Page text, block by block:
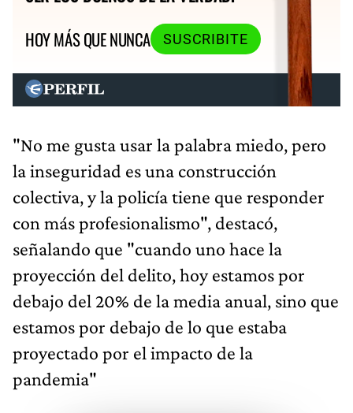
HOY MÁS QUE NUNCA
SUSCRIBITE
"No me gusta usar la palabra miedo, pero
la inseguridad es una construcción
colectiva, y la policía tiene que responder
con más profesionalismo", destacó,
señalando que "cuando uno hace la
proyección del delito, hoy estamos por
debajo del 20% de la media anual, sino que
estamos por debajo de lo que estaba
proyectado por el impacto de la
pandemia"